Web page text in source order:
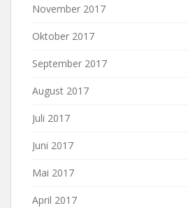
November 2017
Oktober 2017
September 2017
August 2017
Juli 2017
Juni 2017
Mai 2017
April 2017